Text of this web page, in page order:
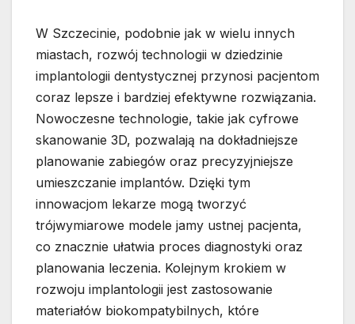
W Szczecinie, podobnie jak w wielu innych
miastach, rozwój technologii w dziedzinie
implantologii dentystycznej przynosi pacjentom
coraz lepsze i bardziej efektywne rozwiązania.
Nowoczesne technologie, takie jak cyfrowe
skanowanie 3D, pozwalają na dokładniejsze
planowanie zabiegów oraz precyzyjniejsze
umieszczanie implantów. Dzięki tym
innowacjom lekarze mogą tworzyć
trójwymiarowe modele jamy ustnej pacjenta,
co znacznie ułatwia proces diagnostyki oraz
planowania leczenia. Kolejnym krokiem w
rozwoju implantologii jest zastosowanie
materiałów biokompatybilnych, które